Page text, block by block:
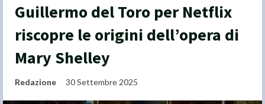
Guillermo del Toro per Netflix
riscopre le origini dell’opera di
Mary Shelley
Redazione 30 Settembre 2025